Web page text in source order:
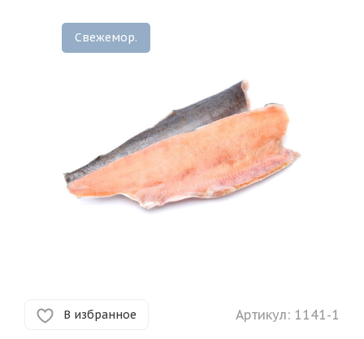
Свежемор.
В избранное Артикул: 1141-1